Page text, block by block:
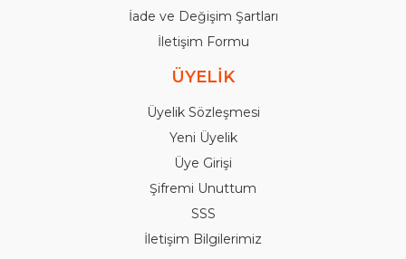
İade ve Değişim Şartları
İletişim Formu
ÜYELİK
Üyelik Sözleşmesi
Yeni Üyelik
Üye Girişi
Şifremi Unuttum
SSS
İletişim Bilgilerimiz